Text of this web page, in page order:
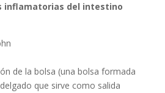
inflamatorias del intestino
de la bolsa (una bolsa formada
que sirve como salida